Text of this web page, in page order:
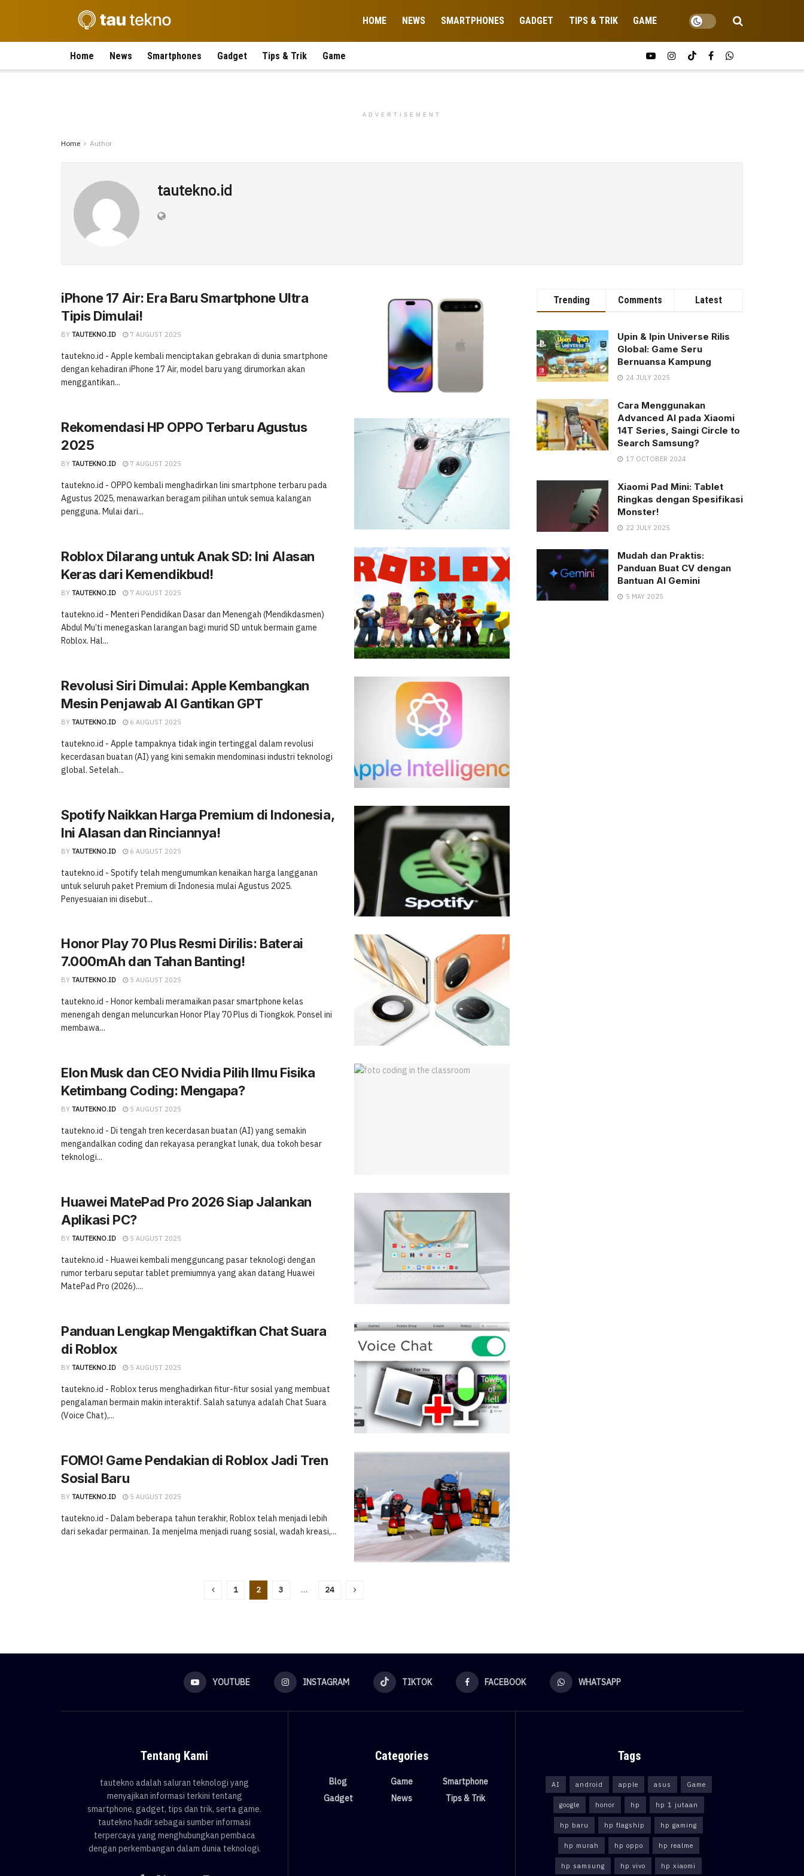
HOME NEWS SMARTPHONES GADGET TIPS & TRIK GAME
Home News Smartphones Gadget Tips & Trik Game
ADVERTISEMENT
Home Author
tautekno.id
iPhone 17 Air: Era Baru Smartphone Ultra
Tipis Dimulai!
BY TAUTEKNO.ID 7 AUGUST 2025
tautekno.id - Apple kembali menciptakan gebrakan di dunia smartphone
dengan kehadiran iPhone 17 Air, model baru yang dirumorkan akan
menggantikan...
Rekomendasi HP OPPO Terbaru Agustus
2025
BY TAUTEKNO.ID 7 AUGUST 2025
tautekno.id - OPPO kembali menghadirkan lini smartphone terbaru pada
Agustus 2025, menawarkan beragam pilihan untuk semua kalangan
pengguna. Mulai dari...
Roblox Dilarang untuk Anak SD: Ini Alasan
Keras dari Kemendikbud!
BY TAUTEKNO.ID 7 AUGUST 2025
tautekno.id - Menteri Pendidikan Dasar dan Menengah (Mendikdasmen)
Abdul Mu’ti menegaskan larangan bagi murid SD untuk bermain game
Roblox. Hal...
Revolusi Siri Dimulai: Apple Kembangkan
Mesin Penjawab AI Gantikan GPT
BY TAUTEKNO.ID 6 AUGUST 2025
tautekno.id - Apple tampaknya tidak ingin tertinggal dalam revolusi
kecerdasan buatan (AI) yang kini semakin mendominasi industri teknologi
global. Setelah...
Spotify Naikkan Harga Premium di Indonesia,
Ini Alasan dan Rinciannya!
BY TAUTEKNO.ID 6 AUGUST 2025
tautekno.id - Spotify telah mengumumkan kenaikan harga langganan
untuk seluruh paket Premium di Indonesia mulai Agustus 2025.
Penyesuaian ini disebut...
Honor Play 70 Plus Resmi Dirilis: Baterai
7.000mAh dan Tahan Banting!
BY TAUTEKNO.ID 5 AUGUST 2025
tautekno.id - Honor kembali meramaikan pasar smartphone kelas
menengah dengan meluncurkan Honor Play 70 Plus di Tiongkok. Ponsel ini
membawa...
Elon Musk dan CEO Nvidia Pilih Ilmu Fisika
Ketimbang Coding: Mengapa?
BY TAUTEKNO.ID 5 AUGUST 2025
tautekno.id - Di tengah tren kecerdasan buatan (AI) yang semakin
mengandalkan coding dan rekayasa perangkat lunak, dua tokoh besar
teknologi...
Huawei MatePad Pro 2026 Siap Jalankan
Aplikasi PC?
BY TAUTEKNO.ID 5 AUGUST 2025
tautekno.id - Huawei kembali mengguncang pasar teknologi dengan
rumor terbaru seputar tablet premiumnya yang akan datang Huawei
MatePad Pro (2026)....
Panduan Lengkap Mengaktifkan Chat Suara
di Roblox
BY TAUTEKNO.ID 5 AUGUST 2025
tautekno.id - Roblox terus menghadirkan fitur-fitur sosial yang membuat
pengalaman bermain makin interaktif. Salah satunya adalah Chat Suara
(Voice Chat),...
FOMO! Game Pendakian di Roblox Jadi Tren
Sosial Baru
BY TAUTEKNO.ID 5 AUGUST 2025
tautekno.id - Dalam beberapa tahun terakhir, Roblox telah menjadi lebih
dari sekadar permainan. Ia menjelma menjadi ruang sosial, wadah kreasi,...
1 2 3 … 24
Trending Comments Latest
Upin & Ipin Universe Rilis
Global: Game Seru
Bernuansa Kampung
24 JULY 2025
Cara Menggunakan
Advanced AI pada Xiaomi
14T Series, Saingi Circle to
Search Samsung?
17 OCTOBER 2024
Xiaomi Pad Mini: Tablet
Ringkas dengan Spesifikasi
Monster!
22 JULY 2025
Mudah dan Praktis:
Panduan Buat CV dengan
Bantuan AI Gemini
5 MAY 2025
YOUTUBE INSTAGRAM TIKTOK FACEBOOK WHATSAPP
Tentang Kami
tautekno adalah saluran teknologi yang
menyajikan informasi terkini tentang
smartphone, gadget, tips dan trik, serta game.
tautekno hadir sebagai sumber informasi
terpercaya yang menghubungkan pembaca
dengan perkembangan dalam dunia teknologi.
Categories
Blog
Gadget
Game
News
Smartphone
Tips & Trik
Tags
AI android apple asus Game
google honor hp hp 1 jutaan
hp baru hp flagship hp gaming
hp murah hp oppo hp realme
hp samsung hp vivo hp xiaomi